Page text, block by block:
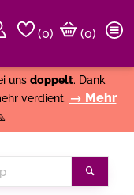
(0)
(0)
uns doppelt. Dank
verdient. → Mehr